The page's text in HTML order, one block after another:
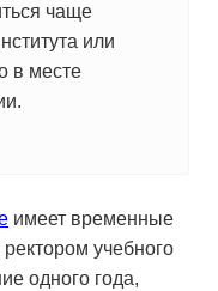
чаще
или
в месте
имеет временные
учебного
одного года,